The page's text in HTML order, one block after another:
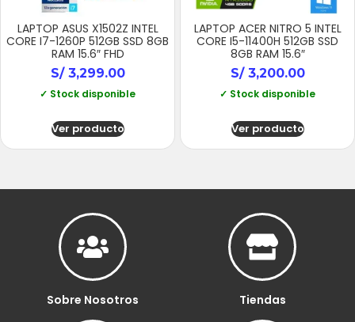
LAPTOP ASUS X1502Z INTEL
CORE I7-1260P 512GB SSD 8GB
RAM 15.6″ FHD
S/3,299.00
✓ Stock disponible
Ver producto
LAPTOP ACER NITRO 5 INTEL
CORE I5-11400H 512GB SSD
8GB RAM 15.6″
S/3,200.00
✓ Stock disponible
Ver producto
Sobre Nosotros Tiendas